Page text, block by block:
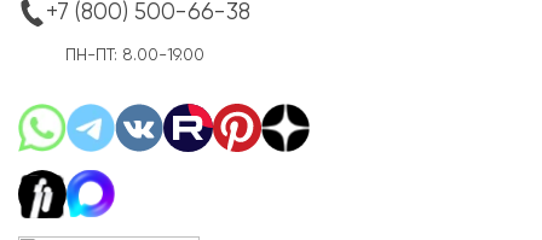
+7 (800) 500-66-38
ПН-ПТ: 8.00-19.00